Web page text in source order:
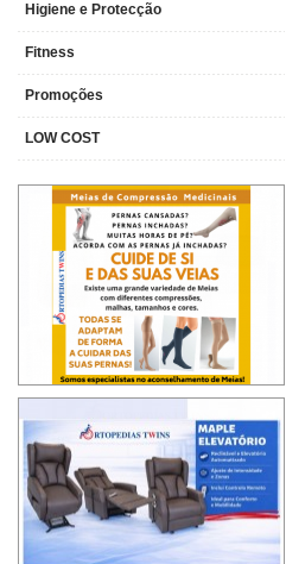
Higiene e Protecção
Fitness
Promoções
LOW COST